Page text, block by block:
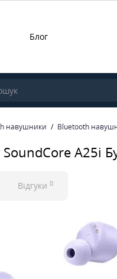
Блог
навушники Bluetooth
A25i
Відгуки 0